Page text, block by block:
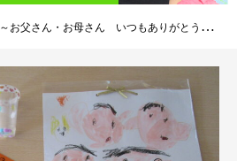
～お父さん・お母さん いつもありがとう～ ３．４．5歳児クラス